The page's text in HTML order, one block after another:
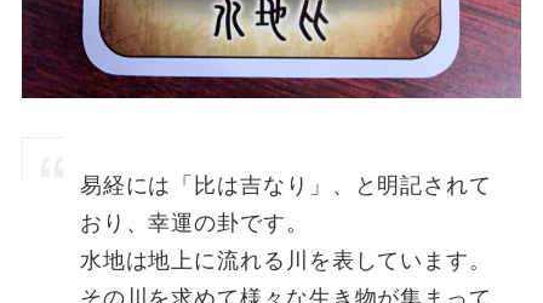
易経には「比は吉なり」、と明記されて
おり、幸運の卦です。
水地は地上に流れる川を表しています。
その川を求めて様々な生き物が集まって